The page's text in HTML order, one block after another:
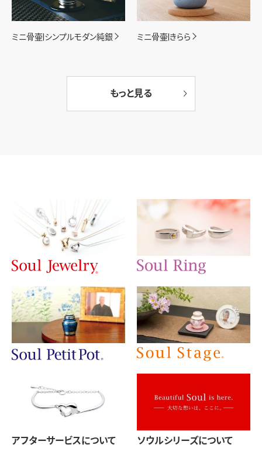
ミニ骨壷|シンプルモダン純銀 ミニ骨壷|きらら
もっと見る
アフターサービスについて ソウルシリーズについて